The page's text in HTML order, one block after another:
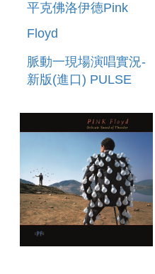
平克佛洛伊德Pink
Floyd
脈動一現場演唱實況-
新版(進口) PULSE